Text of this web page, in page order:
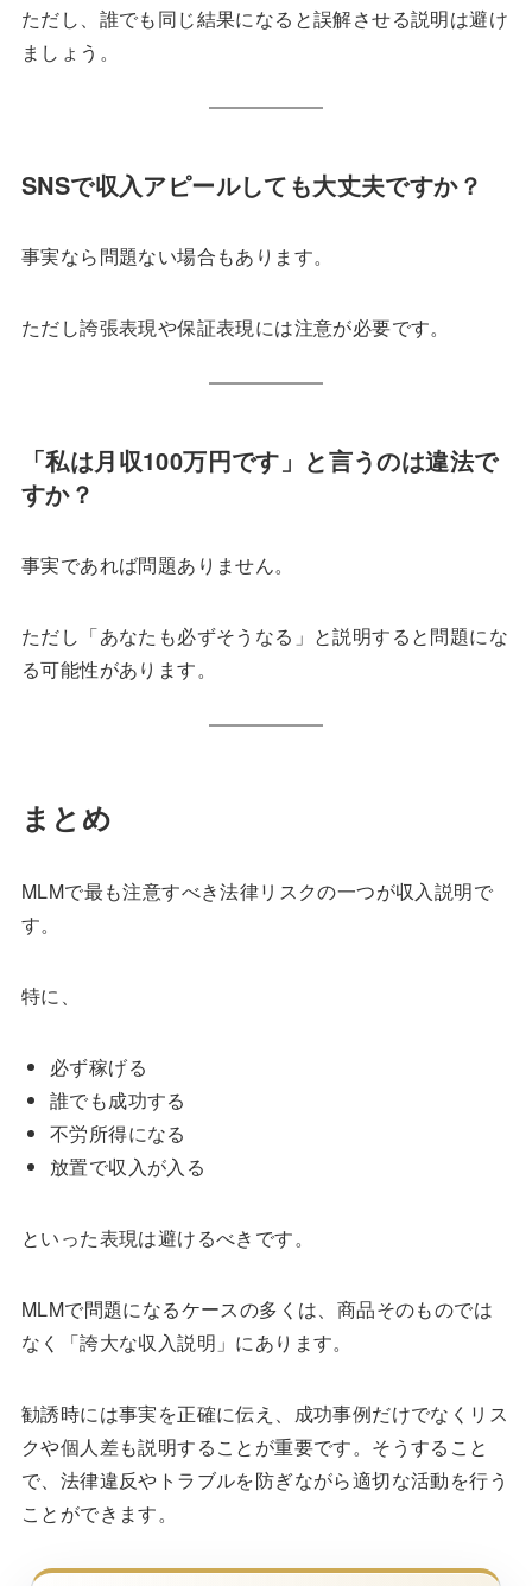
ただし、誰でも同じ結果になると誤解させる説明は避け
ましょう。
SNSで収入アピールしても大丈夫ですか？
事実なら問題ない場合もあります。
ただし誇張表現や保証表現には注意が必要です。
「私は月収100万円です」と言うのは違法で
すか？
事実であれば問題ありません。
ただし「あなたも必ずそうなる」と説明すると問題にな
る可能性があります。
まとめ
MLMで最も注意すべき法律リスクの一つが収入説明で
す。
特に、
必ず稼げる
誰でも成功する
不労所得になる
放置で収入が入る
といった表現は避けるべきです。
MLMで問題になるケースの多くは、商品そのものでは
なく「誇大な収入説明」にあります。
勧誘時には事実を正確に伝え、成功事例だけでなくリス
クや個人差も説明することが重要です。そうすること
で、法律違反やトラブルを防ぎながら適切な活動を行う
ことができます。